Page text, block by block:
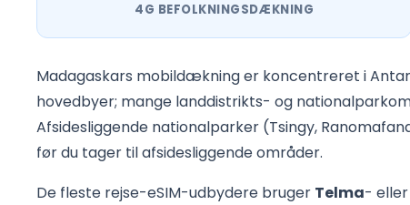
4G BEFOLKNINGSDÆKNING
Madagaskars mobildækning er koncentreret i
hovedbyer; mange landdistrikts- og
Afsidesliggende nationalparker (Tsingy,
før du tager til afsidesliggende områder.
De fleste rejse-eSIM-udbydere bruger Telma- eller